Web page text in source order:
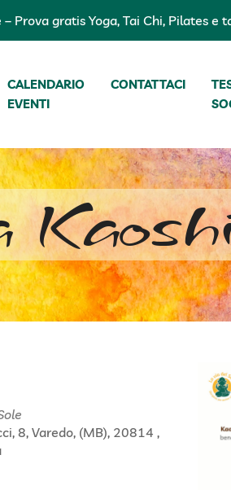
Prova gratis Yoga, Tai Chi, Pilates e
CALENDARIO
EVENTI
CONTATTACI
8, Varedo, (MB), 20814 ,